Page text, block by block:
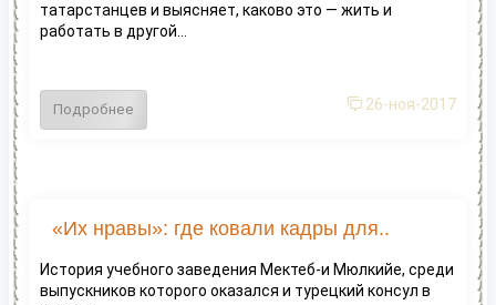
татарстанцев и выясняет, каково это — жить и
работать в другой...
Подробнее 26-ноя-2017
​«Их нравы»: где ковали кадры для..
История учебного заведения Мектеб-и Мюлкийе, среди
выпускников которого оказался и турецкий консул в